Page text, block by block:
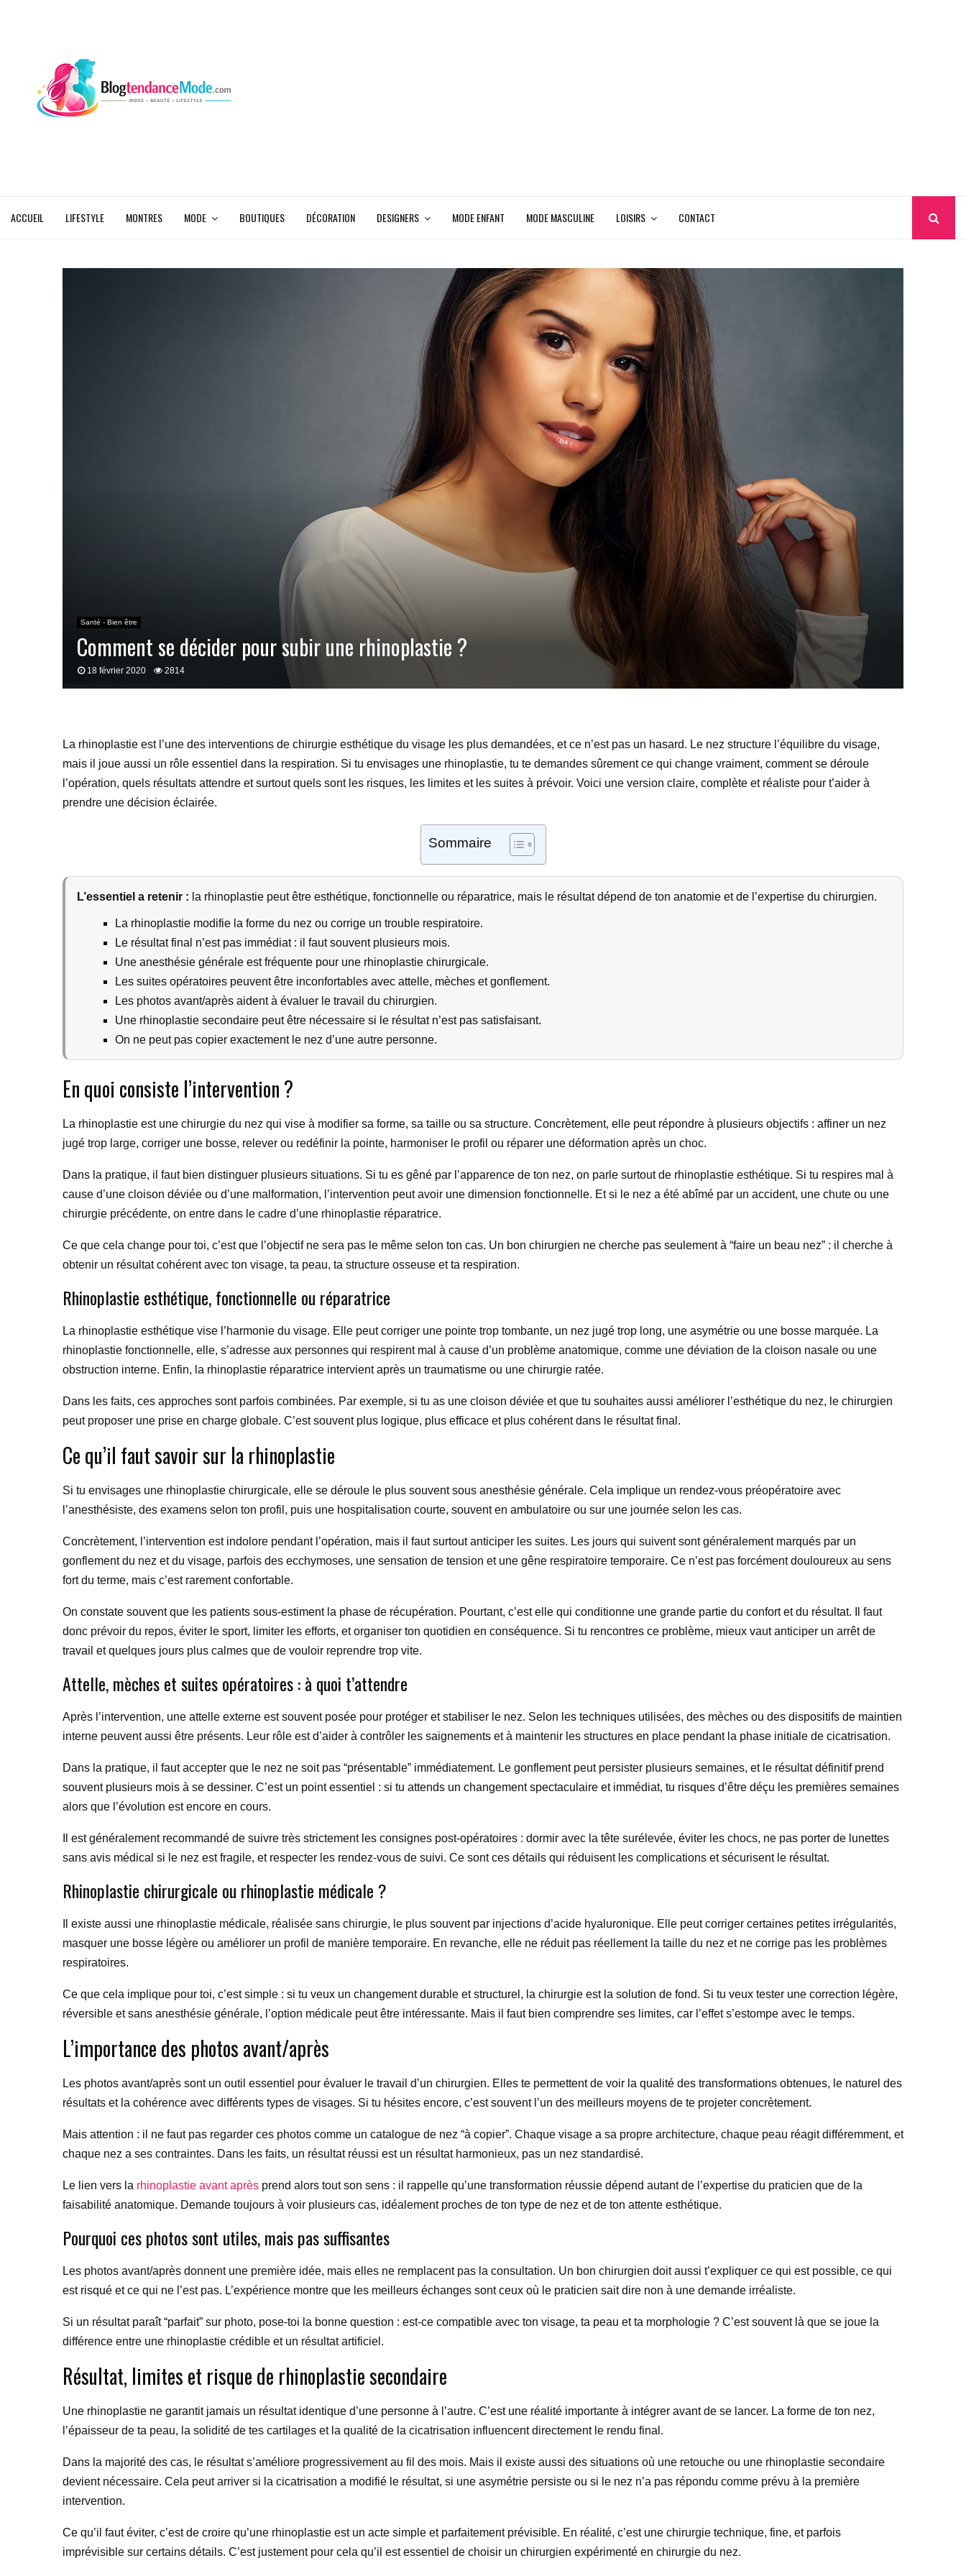
ACCUEIL LIFESTYLE MONTRES MODE BOUTIQUES DÉCORATION DESIGNERS MODE ENFANT MODE MASCULINE LOISIRS CONTACT
Santé - Bien être
Comment se décider pour subir une rhinoplastie ?
18 février 2020 2814
La rhinoplastie est l’une des interventions de chirurgie esthétique du visage les plus demandées, et ce n’est pas un hasard. Le nez structure l’équilibre du visage,
mais il joue aussi un rôle essentiel dans la respiration. Si tu envisages une rhinoplastie, tu te demandes sûrement ce qui change vraiment, comment se déroule
l’opération, quels résultats attendre et surtout quels sont les risques, les limites et les suites à prévoir. Voici une version claire, complète et réaliste pour t’aider à
prendre une décision éclairée.
Sommaire
L’essentiel a retenir : la rhinoplastie peut être esthétique, fonctionnelle ou réparatrice, mais le résultat dépend de ton anatomie et de l’expertise du chirurgien.
La rhinoplastie modifie la forme du nez ou corrige un trouble respiratoire.
Le résultat final n’est pas immédiat : il faut souvent plusieurs mois.
Une anesthésie générale est fréquente pour une rhinoplastie chirurgicale.
Les suites opératoires peuvent être inconfortables avec attelle, mèches et gonflement.
Les photos avant/après aident à évaluer le travail du chirurgien.
Une rhinoplastie secondaire peut être nécessaire si le résultat n’est pas satisfaisant.
On ne peut pas copier exactement le nez d’une autre personne.
En quoi consiste l’intervention ?
La rhinoplastie est une chirurgie du nez qui vise à modifier sa forme, sa taille ou sa structure. Concrètement, elle peut répondre à plusieurs objectifs : affiner un nez
jugé trop large, corriger une bosse, relever ou redéfinir la pointe, harmoniser le profil ou réparer une déformation après un choc.
Dans la pratique, il faut bien distinguer plusieurs situations. Si tu es gêné par l’apparence de ton nez, on parle surtout de rhinoplastie esthétique. Si tu respires mal à
cause d’une cloison déviée ou d’une malformation, l’intervention peut avoir une dimension fonctionnelle. Et si le nez a été abîmé par un accident, une chute ou une
chirurgie précédente, on entre dans le cadre d’une rhinoplastie réparatrice.
Ce que cela change pour toi, c’est que l’objectif ne sera pas le même selon ton cas. Un bon chirurgien ne cherche pas seulement à “faire un beau nez” : il cherche à
obtenir un résultat cohérent avec ton visage, ta peau, ta structure osseuse et ta respiration.
Rhinoplastie esthétique, fonctionnelle ou réparatrice
La rhinoplastie esthétique vise l’harmonie du visage. Elle peut corriger une pointe trop tombante, un nez jugé trop long, une asymétrie ou une bosse marquée. La
rhinoplastie fonctionnelle, elle, s’adresse aux personnes qui respirent mal à cause d’un problème anatomique, comme une déviation de la cloison nasale ou une
obstruction interne. Enfin, la rhinoplastie réparatrice intervient après un traumatisme ou une chirurgie ratée.
Dans les faits, ces approches sont parfois combinées. Par exemple, si tu as une cloison déviée et que tu souhaites aussi améliorer l’esthétique du nez, le chirurgien
peut proposer une prise en charge globale. C’est souvent plus logique, plus efficace et plus cohérent dans le résultat final.
Ce qu’il faut savoir sur la rhinoplastie
Si tu envisages une rhinoplastie chirurgicale, elle se déroule le plus souvent sous anesthésie générale. Cela implique un rendez-vous préopératoire avec
l’anesthésiste, des examens selon ton profil, puis une hospitalisation courte, souvent en ambulatoire ou sur une journée selon les cas.
Concrètement, l’intervention est indolore pendant l’opération, mais il faut surtout anticiper les suites. Les jours qui suivent sont généralement marqués par un
gonflement du nez et du visage, parfois des ecchymoses, une sensation de tension et une gêne respiratoire temporaire. Ce n’est pas forcément douloureux au sens
fort du terme, mais c’est rarement confortable.
On constate souvent que les patients sous-estiment la phase de récupération. Pourtant, c’est elle qui conditionne une grande partie du confort et du résultat. Il faut
donc prévoir du repos, éviter le sport, limiter les efforts, et organiser ton quotidien en conséquence. Si tu rencontres ce problème, mieux vaut anticiper un arrêt de
travail et quelques jours plus calmes que de vouloir reprendre trop vite.
Attelle, mèches et suites opératoires : à quoi t’attendre
Après l’intervention, une attelle externe est souvent posée pour protéger et stabiliser le nez. Selon les techniques utilisées, des mèches ou des dispositifs de maintien
interne peuvent aussi être présents. Leur rôle est d’aider à contrôler les saignements et à maintenir les structures en place pendant la phase initiale de cicatrisation.
Dans la pratique, il faut accepter que le nez ne soit pas “présentable” immédiatement. Le gonflement peut persister plusieurs semaines, et le résultat définitif prend
souvent plusieurs mois à se dessiner. C’est un point essentiel : si tu attends un changement spectaculaire et immédiat, tu risques d’être déçu les premières semaines
alors que l’évolution est encore en cours.
Il est généralement recommandé de suivre très strictement les consignes post-opératoires : dormir avec la tête surélevée, éviter les chocs, ne pas porter de lunettes
sans avis médical si le nez est fragile, et respecter les rendez-vous de suivi. Ce sont ces détails qui réduisent les complications et sécurisent le résultat.
Rhinoplastie chirurgicale ou rhinoplastie médicale ?
Il existe aussi une rhinoplastie médicale, réalisée sans chirurgie, le plus souvent par injections d’acide hyaluronique. Elle peut corriger certaines petites irrégularités,
masquer une bosse légère ou améliorer un profil de manière temporaire. En revanche, elle ne réduit pas réellement la taille du nez et ne corrige pas les problèmes
respiratoires.
Ce que cela implique pour toi, c’est simple : si tu veux un changement durable et structurel, la chirurgie est la solution de fond. Si tu veux tester une correction légère,
réversible et sans anesthésie générale, l’option médicale peut être intéressante. Mais il faut bien comprendre ses limites, car l’effet s’estompe avec le temps.
L’importance des photos avant/après
Les photos avant/après sont un outil essentiel pour évaluer le travail d’un chirurgien. Elles te permettent de voir la qualité des transformations obtenues, le naturel des
résultats et la cohérence avec différents types de visages. Si tu hésites encore, c’est souvent l’un des meilleurs moyens de te projeter concrètement.
Mais attention : il ne faut pas regarder ces photos comme un catalogue de nez “à copier”. Chaque visage a sa propre architecture, chaque peau réagit différemment, et
chaque nez a ses contraintes. Dans les faits, un résultat réussi est un résultat harmonieux, pas un nez standardisé.
Le lien vers la rhinoplastie avant après prend alors tout son sens : il rappelle qu’une transformation réussie dépend autant de l’expertise du praticien que de la
faisabilité anatomique. Demande toujours à voir plusieurs cas, idéalement proches de ton type de nez et de ton attente esthétique.
Pourquoi ces photos sont utiles, mais pas suffisantes
Les photos avant/après donnent une première idée, mais elles ne remplacent pas la consultation. Un bon chirurgien doit aussi t’expliquer ce qui est possible, ce qui
est risqué et ce qui ne l’est pas. L’expérience montre que les meilleurs échanges sont ceux où le praticien sait dire non à une demande irréaliste.
Si un résultat paraît “parfait” sur photo, pose-toi la bonne question : est-ce compatible avec ton visage, ta peau et ta morphologie ? C’est souvent là que se joue la
différence entre une rhinoplastie crédible et un résultat artificiel.
Résultat, limites et risque de rhinoplastie secondaire
Une rhinoplastie ne garantit jamais un résultat identique d’une personne à l’autre. C’est une réalité importante à intégrer avant de se lancer. La forme de ton nez,
l’épaisseur de ta peau, la solidité de tes cartilages et la qualité de la cicatrisation influencent directement le rendu final.
Dans la majorité des cas, le résultat s’améliore progressivement au fil des mois. Mais il existe aussi des situations où une retouche ou une rhinoplastie secondaire
devient nécessaire. Cela peut arriver si la cicatrisation a modifié le résultat, si une asymétrie persiste ou si le nez n’a pas répondu comme prévu à la première
intervention.
Ce qu’il faut éviter, c’est de croire qu’une rhinoplastie est un acte simple et parfaitement prévisible. En réalité, c’est une chirurgie technique, fine, et parfois
imprévisible sur certains détails. C’est justement pour cela qu’il est essentiel de choisir un chirurgien expérimenté en chirurgie du nez.